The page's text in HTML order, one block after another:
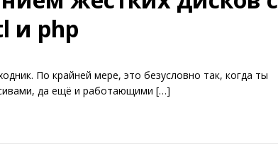
и php
По крайней мере, это безусловно так, когда ты
да ещё и работающими […]